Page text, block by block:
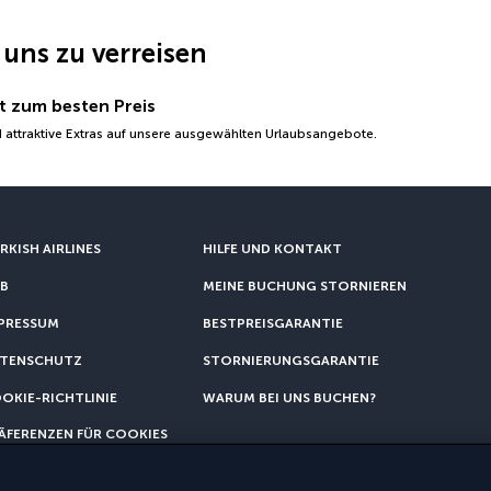
zu verreisen
zum besten Preis
Extras auf unsere ausgewählten Urlaubsangebote.
AIRLINES
RICHTLINIE
FÜR COOKIES
HILFE UND KONTAKT
MEINE BUCHUNG STORNIEREN
BESTPREISGARANTIE
STORNIERUNGSGARANTIE
WARUM BEI UNS BUCHEN?